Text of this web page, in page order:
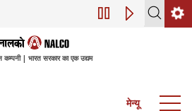
डिजिटल परिवर्तन
कम्पनी | भारत सरकार का एक उद्यम
मेन्यू